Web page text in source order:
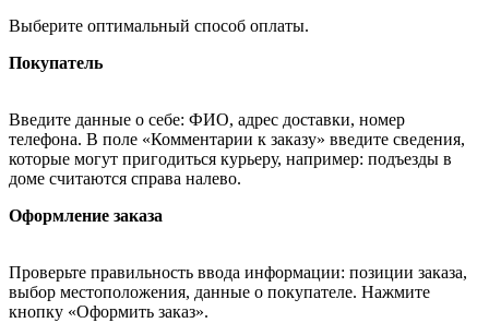
Выберите оптимальный способ оплаты.
Покупатель
Введите данные о себе: ФИО, адрес доставки, номер
телефона. В поле «Комментарии к заказу» введите сведения,
которые могут пригодиться курьеру, например: подъезды в
доме считаются справа налево.
Оформление заказа
Проверьте правильность ввода информации: позиции заказа,
выбор местоположения, данные о покупателе. Нажмите
кнопку «Оформить заказ».